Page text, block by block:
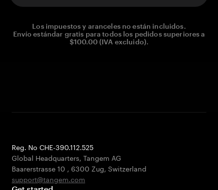
Los impuestos y aranceles no están incluidos.
Envío estándar gratis para todos los pedidos superiores a
$100.00 (IVA excluido).
Reg. No CHE-390.112.525
Global Headquarters, Tangem AG
Baarerstrasse 10 , 6300 Zug, Switzerland
support@tangem.com